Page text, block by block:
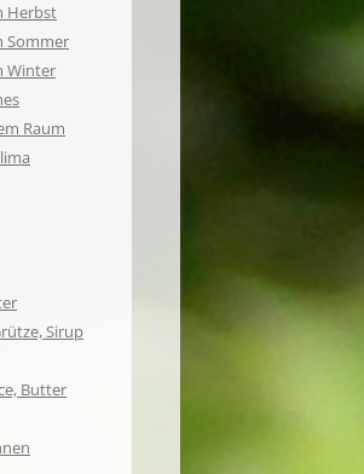
Herbst
Sommer
Winter
Raum
Sirup
Butter